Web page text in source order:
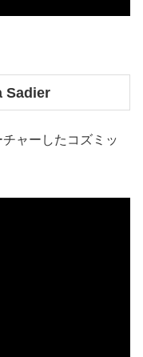
Sadier
ャーしたコズミッ